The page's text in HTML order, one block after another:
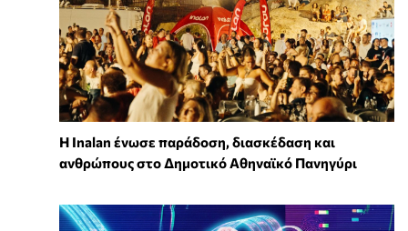
Η Inalan ένωσε παράδοση, διασκέδαση και
ανθρώπους στο Δημοτικό Αθηναϊκό Πανηγύρι